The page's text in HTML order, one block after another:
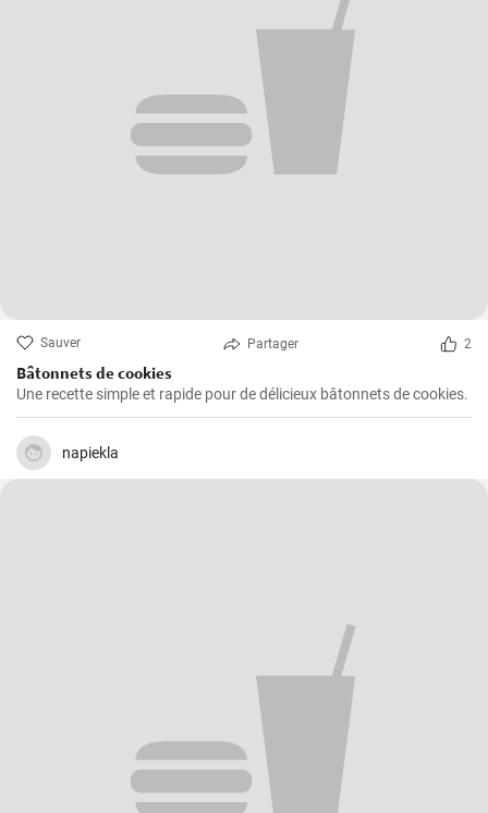
Sauver Partager 2
Bâtonnets de cookies
Une recette simple et rapide pour de délicieux bâtonnets de cookies.
napiekla